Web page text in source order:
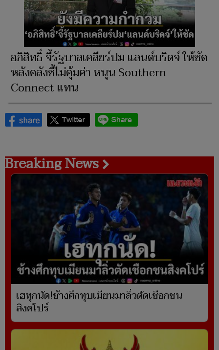
อภิสิทธิ์ จี้รัฐบาลเคลียร์ปม แลนด์บริดจ์ ให้ชัด
หลังคลังชี้ไม่คุ้มค่า หนุน Southern
Connect แทน
Breaking News
เฮทุกนัด!ช้างศึกทุบเมียนมาลิ่วตัดเชือกชน
สิงคโปร์